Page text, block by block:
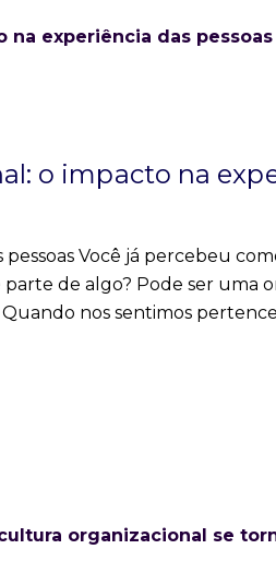
o impacto na
Você já percebeu
de algo? Pode ser uma
nos sentimos